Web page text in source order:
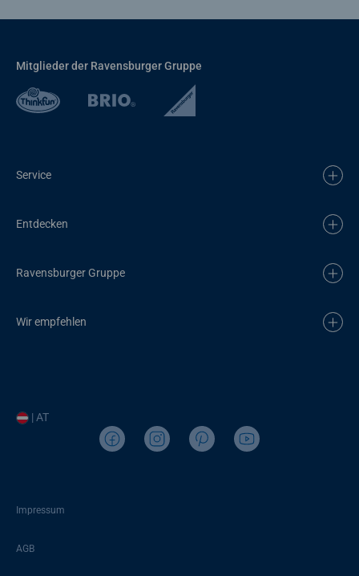
Mitglieder der Ravensburger Gruppe
Service
Entdecken
Ravensburger Gruppe
Wir empfehlen
| AT
Impressum
AGB